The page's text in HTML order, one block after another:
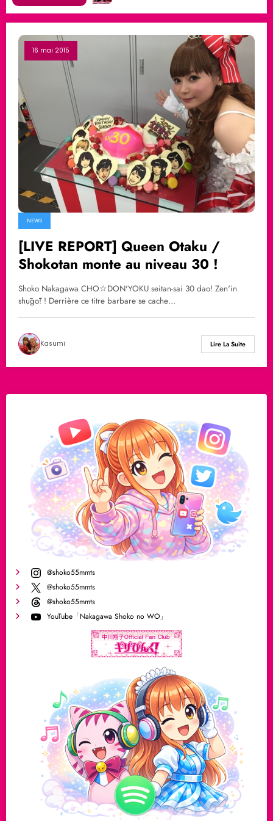
16 mai 2015
NEWS
[LIVE REPORT] Queen Otaku /
Shokotan monte au niveau 30 !
Shoko Nakagawa CHO☆DON'YOKU seitan-sai 30 dao! Zen'in
shūgō! ! Derrière ce titre barbare se cache…
Kasumi Lire La Suite
@shoko55mmts
@shoko55mmts
@shoko55mmts
YouTube「Nakagawa Shoko no WO」